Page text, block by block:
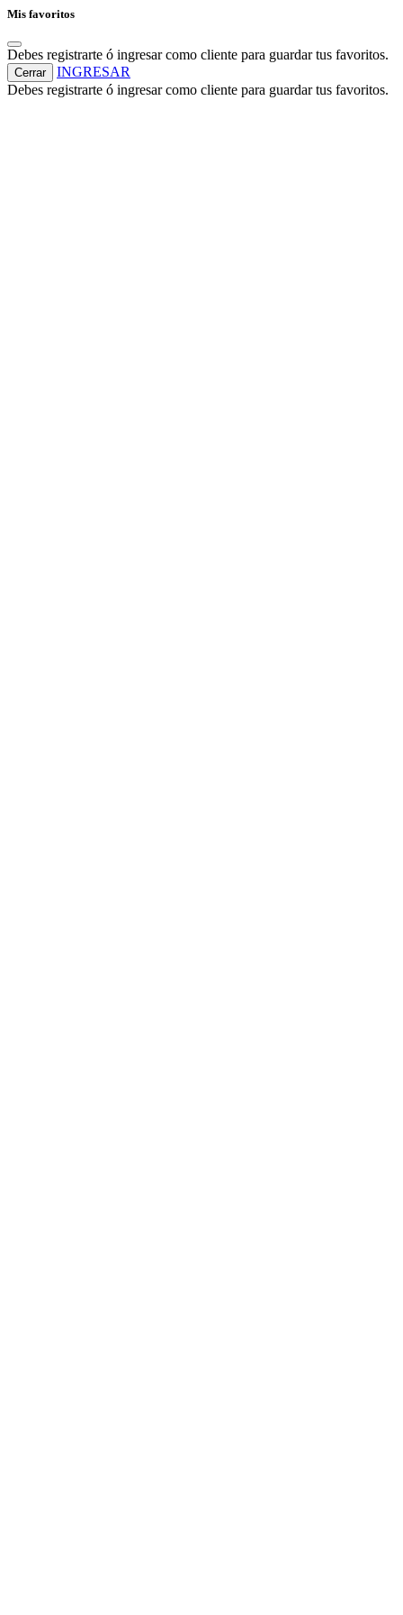
Mis favoritos
Debes registrarte ó ingresar como cliente para guardar tus favoritos.
Cerrar
INGRESAR
Debes registrarte ó ingresar como cliente para guardar tus favoritos.